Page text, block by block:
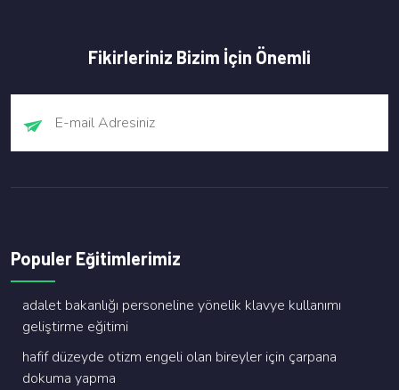
Fikirleriniz Bizim İçin Önemli
Populer Eğitimlerimiz
adalet bakanliği personeli̇ne yöneli̇k klavye kullanimi
geli̇şti̇rme eği̇ti̇mi̇
hafi̇f düzeyde oti̇zm engeli̇ olan bi̇reyler i̇çi̇n çarpana
dokuma yapma